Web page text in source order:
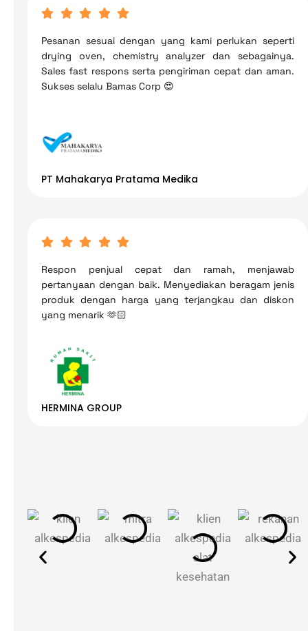
Pesanan sesuai dengan yang kami perlukan seperti
drying oven, chemistry analyzer dan sebagainya.
Sales fast respons serta pengiriman cepat dan aman.
Sukses selalu Bamas Corp 😍
PT Mahakarya Pratama Medika
Respon penjual cepat dan ramah, menjawab
pertanyaan dengan baik. Menyediakan beragam jenis
produk dengan harga yang terjangkau dan diskon
yang menarik 🫶🏻
HERMINA GROUP